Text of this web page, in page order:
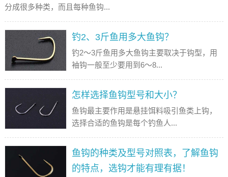
分成很多种类，而且每种鱼钩...
钓2、3斤鱼用多大鱼钩？
钓2～3斤鱼用多大鱼钩主要取决于钩型，用
袖钩一般至少要用到6～8...
怎样选择鱼钩型号和大小？
鱼钩最主要作用是悬挂饵料吸引鱼类上钩，
选择合适的鱼钩是每个钓鱼人...
鱼钩的种类及型号对照表，了解鱼钩
的特点，选钩才能有理有据！